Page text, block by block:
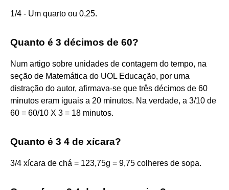
1/4 - Um quarto ou 0,25.
Quanto é 3 décimos de 60?
Num artigo sobre unidades de contagem do tempo, na
seção de Matemática do UOL Educação, por uma
distração do autor, afirmava-se que três décimos de 60
minutos eram iguais a 20 minutos. Na verdade, a 3/10 de
60 = 60/10 X 3 = 18 minutos.
Quanto é 3 4 de xícara?
3/4 xícara de chá = 123,75g = 9,75 colheres de sopa.